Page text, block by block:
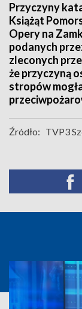
Przyczyny
Książąt
Opery na
podanych
zleconych
że przyczyną
stropów
Źródło: TVP3